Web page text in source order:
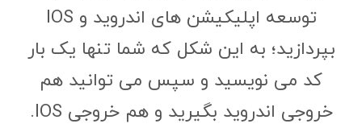
توسعه اپلیکیشن های اندروید و IOS
بپردازید؛ به این شکل که شما تنها یک بار
کد می نویسید و سپس می توانید هم
خروجی اندروید بگیرید و هم خروجی IOS.